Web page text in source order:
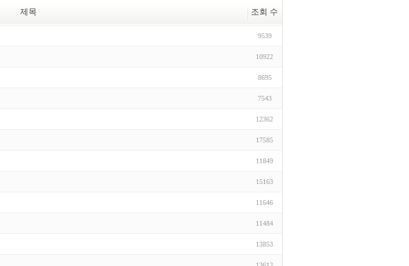
제목 조회 수
9539
10922
8695
7543
12362
17585
11849
15163
11646
11484
13853